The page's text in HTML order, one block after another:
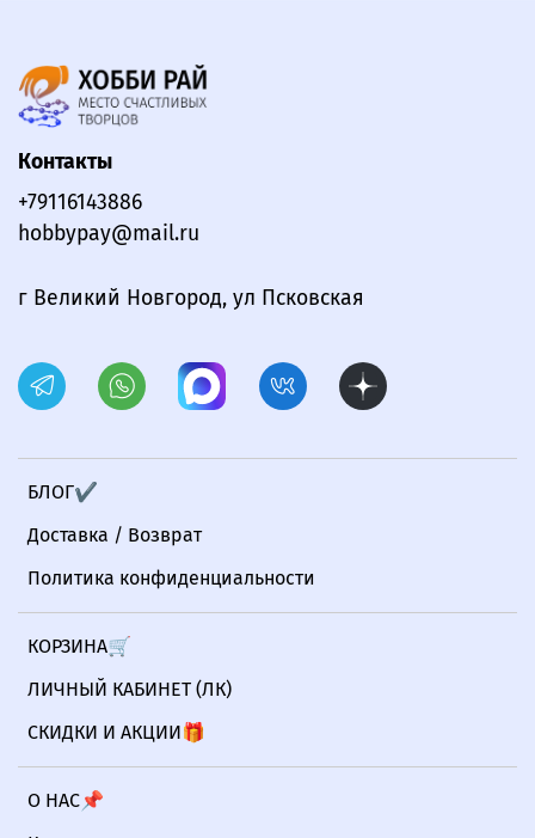
БЛОГ✔
Доставка / Возврат
Политика конфиденциальности
КОРЗИНА🛒
ЛИЧНЫЙ КАБИНЕТ (ЛК)
СКИДКИ И АКЦИИ🎁
О НАС📌
Контакты
+79116143886
hobbypay@mail.ru
г Великий Новгород, ул Псковская